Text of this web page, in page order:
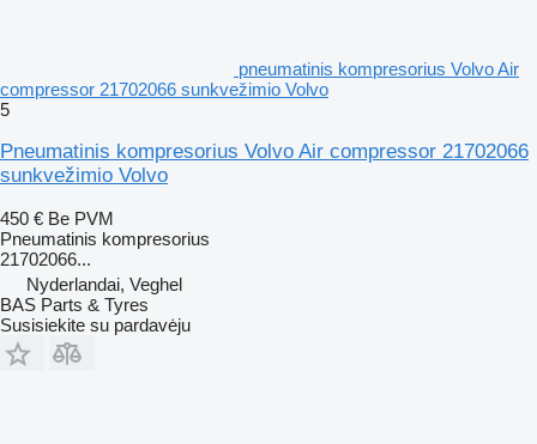
pneumatinis kompresorius Volvo Air
compressor 21702066 sunkvežimio Volvo
5
Pneumatinis kompresorius Volvo Air compressor 21702066
sunkvežimio Volvo
450 € Be PVM
Pneumatinis kompresorius
21702066...
Nyderlandai, Veghel
BAS Parts & Tyres
Susisiekite su pardavėju